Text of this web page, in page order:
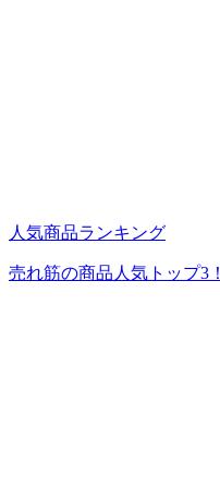
人気商品ランキング
売れ筋の商品人気トップ3！